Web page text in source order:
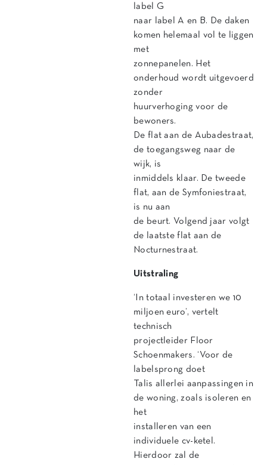
label G
naar label A en B. De daken
komen helemaal vol te liggen
met
zonnepanelen. Het
onderhoud wordt uitgevoerd
zonder
huurverhoging voor de
bewoners.
De flat aan de Aubadestraat,
de toegangsweg naar de
wijk, is
inmiddels klaar. De tweede
flat, aan de Symfoniestraat,
is nu aan
de beurt. Volgend jaar volgt
de laatste flat aan de
Nocturnestraat.
Uitstraling
‘In totaal investeren we 10
miljoen euro’, vertelt
technisch
projectleider Floor
Schoenmakers. ‘Voor de
labelsprong doet
Talis allerlei aanpassingen in
de woning, zoals isoleren en
het
installeren van een
individuele cv-ketel.
Hierdoor zal de